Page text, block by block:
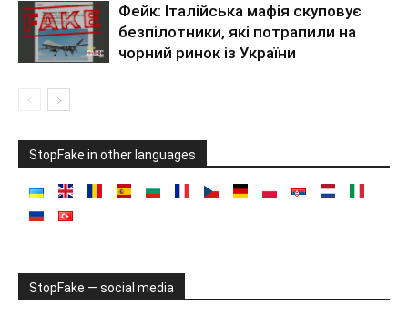
Фейк: Італійська мафія скуповує
безпілотники, які потрапили на
чорний ринок із України
StopFake in other languages
StopFake — social media